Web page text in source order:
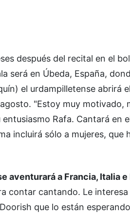
después del recital en el
será en Úbeda, España,
el urdampilletense abrirá
"Estoy muy
Rafa. Cantará
incluirá sólo a mujeres,
aventurará a Francia, Italia e
contar cantando. Le
que lo están